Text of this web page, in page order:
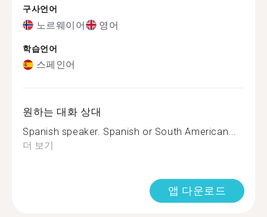
구사언어
노르웨이어 영어
학습언어
스페인어
원하는 대화 상대
Spanish speaker. Spanish or South American...
더 보기
앱 다운로드